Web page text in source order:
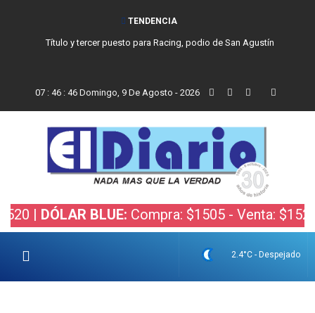
TENDENCIA
Título y tercer puesto para Racing, podio de San Agustín
07 : 46 : 46 Domingo, 9 De Agosto - 2026
DÓLAR BLUE:Compra: $1505 - Venta: $1525 |
2.4°C - Despejado